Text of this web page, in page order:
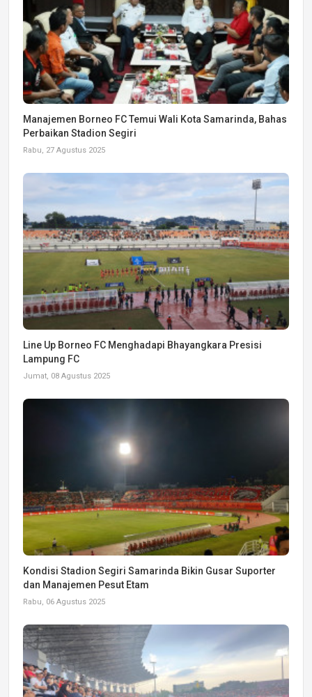
Manajemen Borneo FC Temui Wali Kota Samarinda, Bahas
Perbaikan Stadion Segiri
Rabu, 27 Agustus 2025
Line Up Borneo FC Menghadapi Bhayangkara Presisi
Lampung FC
Jumat, 08 Agustus 2025
Kondisi Stadion Segiri Samarinda Bikin Gusar Suporter
dan Manajemen Pesut Etam
Rabu, 06 Agustus 2025